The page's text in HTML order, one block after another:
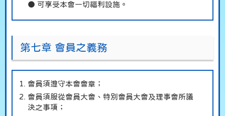
● 可享受本會一切福利設施。
第七章 會員之義務
會員須遵守本會會章；
會員須服從會員大會、特別會員大會及理事會所議
決之事項；